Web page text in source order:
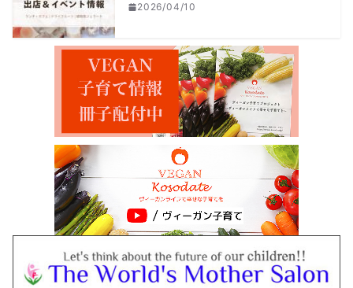
2026/04/10